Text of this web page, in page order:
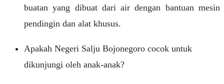
buatan yang dibuat dari air dengan bantuan mesin
pendingin dan alat khusus.
Apakah Negeri Salju Bojonegoro cocok untuk
dikunjungi oleh anak-anak?